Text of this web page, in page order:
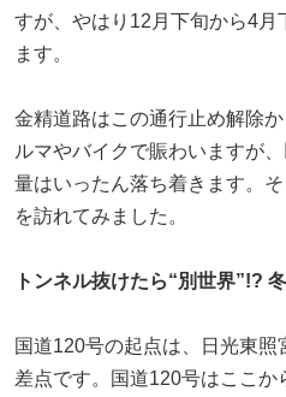
すが、やはり12月下旬から4月
ます。
金精道路はこの通行止め解除
ルマやバイクで賑わいますが
量はいったん落ち着きます。
を訪れてみました。
トンネル抜けたら“別世界”!?
国道120号の起点は、日光東
差点です。国道120号はここか